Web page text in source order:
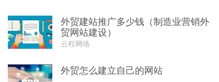
外贸建站推广多少钱（制造业营销外
贸网站建设）
云程网络
外贸怎么建立自己的网站